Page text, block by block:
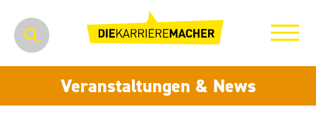
Veranstaltungen & News